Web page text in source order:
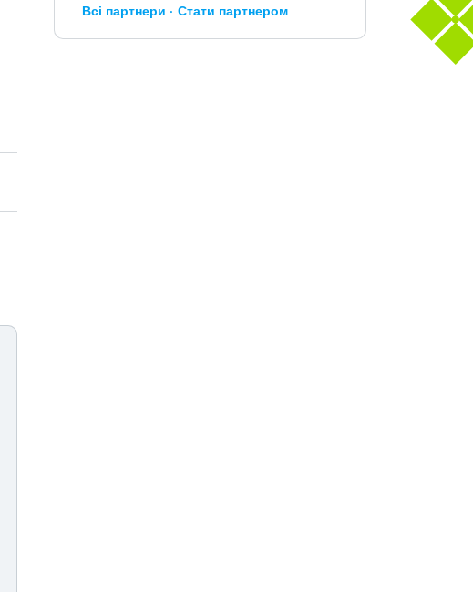
Всі партнери Стати партнером